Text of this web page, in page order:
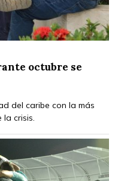
octubre se
del caribe con la más
crisis.